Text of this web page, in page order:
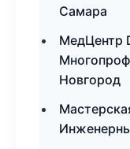
Самара
МедЦентр
Новгород